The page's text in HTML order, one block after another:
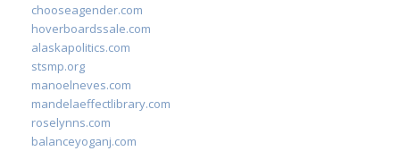
chooseagender.com
hoverboardssale.com
alaskapolitics.com
stsmp.org
manoelneves.com
mandelaeffectlibrary.com
roselynns.com
balanceyoganj.com